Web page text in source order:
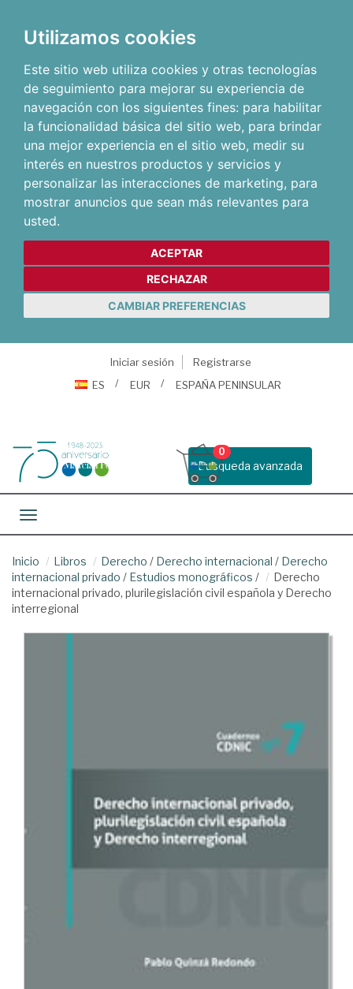
Utilizamos cookies
Este sitio web utiliza cookies y otras tecnologías
de seguimiento para mejorar su experiencia de
navegación con los siguientes fines: para habilitar
la funcionalidad básica del sitio web, para brindar
una mejor experiencia en el sitio web, medir su
interés en nuestros productos y servicios y
personalizar las interacciones de marketing, para
mostrar anuncios que sean más relevantes para
usted.
ACEPTAR
RECHAZAR
CAMBIAR PREFERENCIAS
Iniciar sesión
Registrarse
ES
EUR ESPAÑA PENINSULAR
Busqueda avanzada
0
Toggle navigation
Inicio Libros Derecho / Derecho internacional / Derecho
internacional privado / Estudios monográficos /
Derecho
internacional privado, plurilegislación civil española y Derecho
interregional